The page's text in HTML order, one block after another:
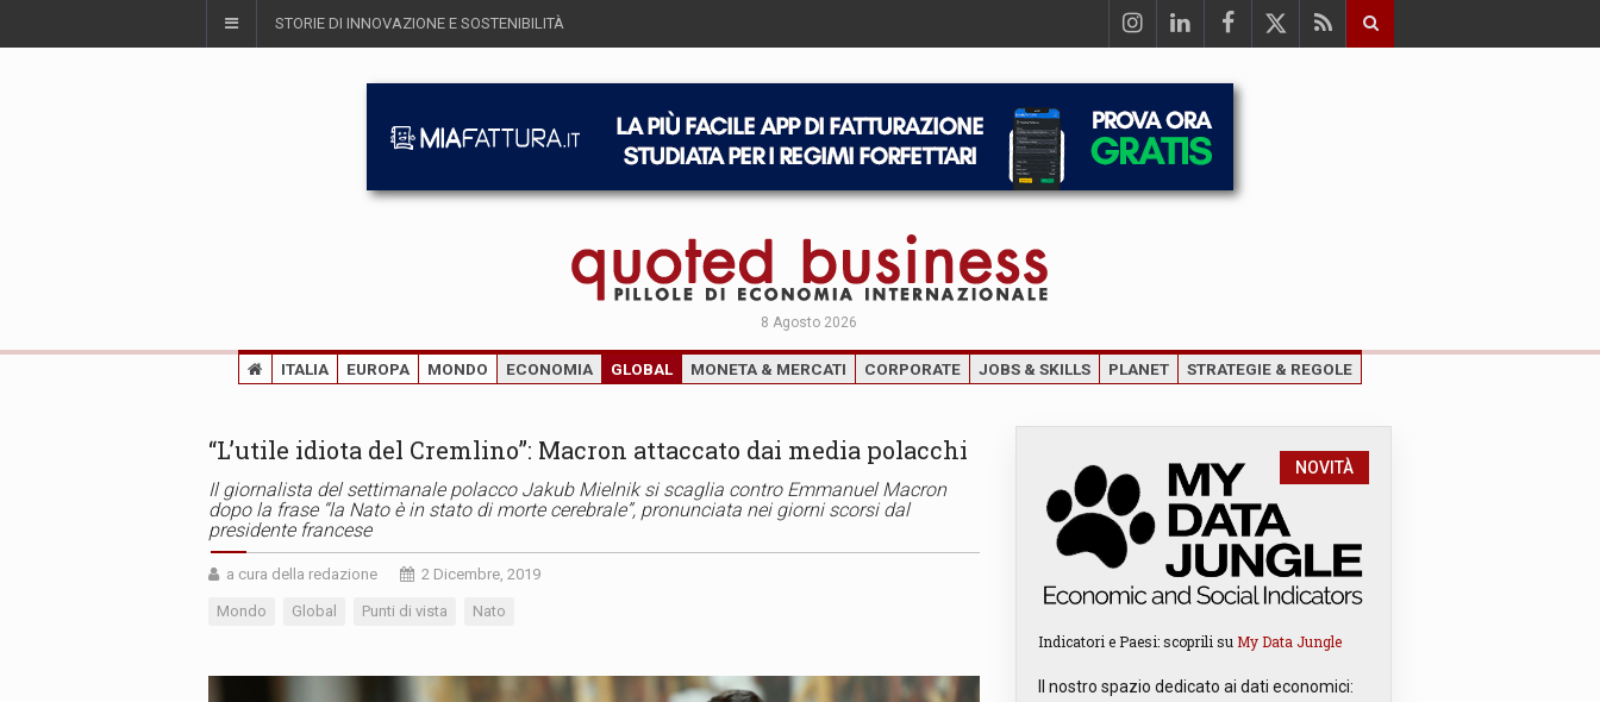
STORIE DI INNOVAZIONE E SOSTENIBILITÀ
8 Agosto 2026
ITALIA EUROPA MONDO ECONOMIA GLOBAL MONETA & MERCATI CORPORATE JOBS & SKILLS PLANET STRATEGIE & REGOLE
“L’utile idiota del Cremlino”: Macron attaccato dai media polacchi
Il giornalista del settimanale polacco Jakub Mielnik si scaglia contro Emmanuel Macron
dopo la frase “la Nato è in stato di morte cerebrale”, pronunciata nei giorni scorsi dal
presidente francese
a cura della redazione 2 Dicembre, 2019
Mondo Global Punti di vista Nato
NOVITÀ
Indicatori e Paesi: scoprili su My Data Jungle
Il nostro spazio dedicato ai dati economici: